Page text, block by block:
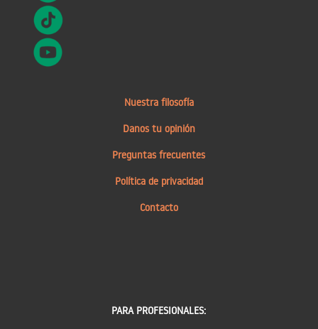
Nuestra filosofía
Danos tu opinión
Preguntas frecuentes
Política de privacidad
Contacto
PARA PROFESIONALES: